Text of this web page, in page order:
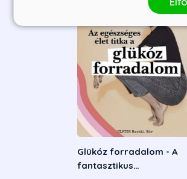
Glükóz forradalom - A
fantasztikus